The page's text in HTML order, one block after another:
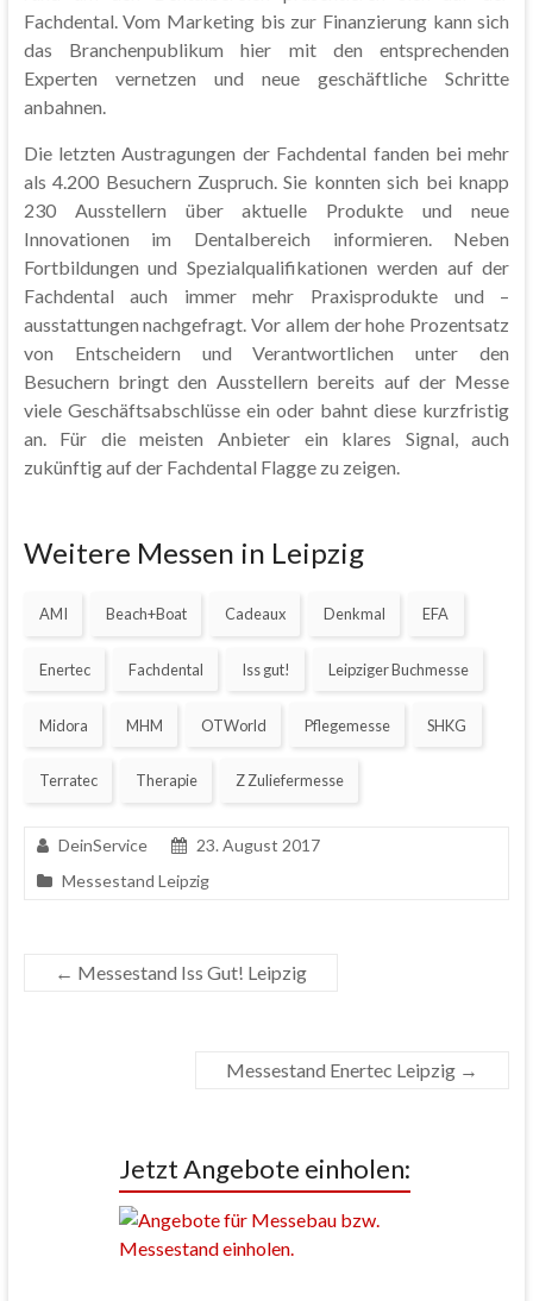
Fachdental. Vom Marketing bis zur Finanzierung kann sich
das Branchenpublikum hier mit den entsprechenden
Experten vernetzen und neue geschäftliche Schritte
anbahnen.
Die letzten Austragungen der Fachdental fanden bei mehr
als 4.200 Besuchern Zuspruch. Sie konnten sich bei knapp
230 Ausstellern über aktuelle Produkte und neue
Innovationen im Dentalbereich informieren. Neben
Fortbildungen und Spezialqualifikationen werden auf der
Fachdental auch immer mehr Praxisprodukte und –
ausstattungen nachgefragt. Vor allem der hohe Prozentsatz
von Entscheidern und Verantwortlichen unter den
Besuchern bringt den Ausstellern bereits auf der Messe
viele Geschäftsabschlüsse ein oder bahnt diese kurzfristig
an. Für die meisten Anbieter ein klares Signal, auch
zukünftig auf der Fachdental Flagge zu zeigen.
Weitere Messen in Leipzig
AMI Beach+Boat Cadeaux Denkmal EFA
Enertec Fachdental Iss gut! Leipziger Buchmesse
Midora MHM OTWorld Pflegemesse SHKG
Terratec Therapie Z Zuliefermesse
DeinService
23. August 2017
Messestand Leipzig
← Messestand Iss Gut! Leipzig
Messestand Enertec Leipzig →
Jetzt Angebote einholen: